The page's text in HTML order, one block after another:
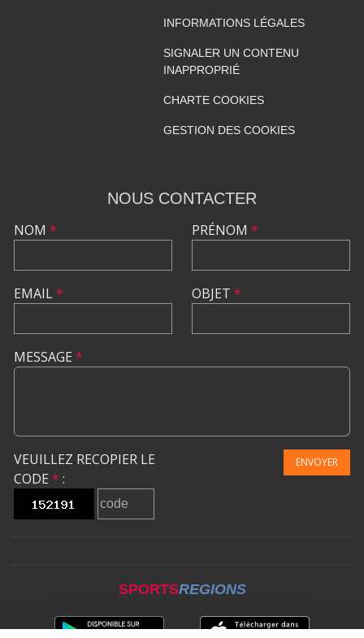
INFORMATIONS LÉGALES
SIGNALER UN CONTENU
INAPPROPRIÉ
CHARTE COOKIES
GESTION DES COOKIES
NOUS CONTACTER
NOM *
EMAIL*
PRÉNOM *
OBJET *
MESSAGE *
VEUILLEZ RECOPIER LE
CODE * :
ENVOYER
SPORTSREGIONS